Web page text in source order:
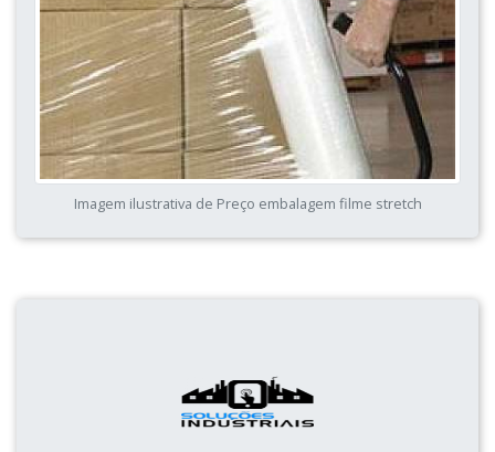
Imagem ilustrativa de Preço embalagem filme stretch